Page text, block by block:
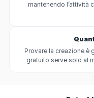
mantenendo l’attività
Provare la creazione è
gratuito serve solo al